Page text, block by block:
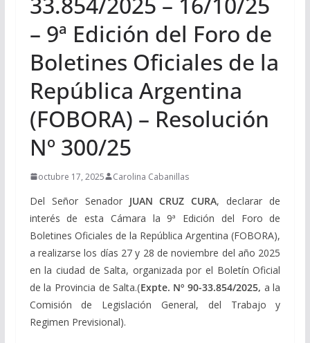
– 9ª Edición del Foro de
Boletines Oficiales de la
República Argentina
(FOBORA) – Resolución
Nº 300/25
octubre 17, 2025 Carolina Cabanillas
Del Señor Senador JUAN CRUZ CURA, declarar de
interés de esta Cámara la 9ª Edición del Foro de
Boletines Oficiales de la República Argentina (FOBORA),
a realizarse los días 27 y 28 de noviembre del año 2025
en la ciudad de Salta, organizada por el Boletín Oficial
de la Provincia de Salta.(Expte. Nº 90-33.854/2025, a la
Comisión de Legislación General, del Trabajo y
Regimen Previsional).